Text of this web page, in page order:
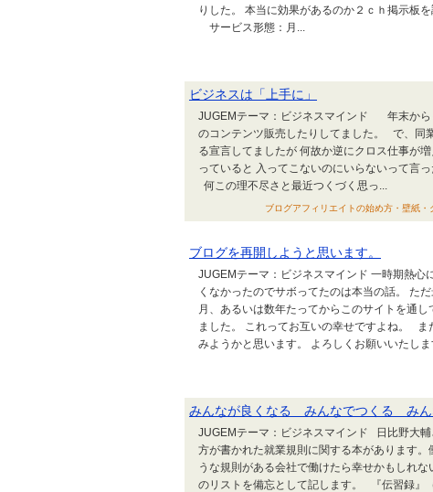
りした。 本当に効果があるのか２ｃｈ掲示
サービス形態：月...
ビジネスは「上手に」
JUGEMテーマ：ビジネスマインド 年末から
のコンテンツ販売したりしてました。 で、同
る宣言してましたが 何故か逆にクロス仕事が
っていると 入ってこないのにいらないって言
何この理不尽さと最近つくづく思っ...
ブログアフィリエイトの始め方・壁紙
ブログを再開しようと思います。
JUGEMテーマ：ビジネスマインド 一時期熱心
くなかったのでサボってたのは本当の話。 た
月、あるいは数年たってからこのサイトを通
ました。 これってお互いの幸せですよね。
みようかと思います。 よろしくお願いいたし
みんなが良くなる みんなでつくる み
JUGEMテーマ：ビジネスマインド 日比野大
方が書かれた就業規則に関する本があります
うな規則がある会社で働けたら幸せかもしれ
のリストを備忘として記します。 『伝習録』